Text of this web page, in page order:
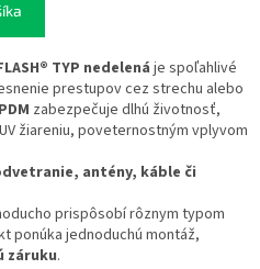
TYP nedelená je spoľahlivé
prestupov cez strechu alebo
zabezpečuje dlhú životnosť,
žiareniu, poveternostným vplyvom
antény, káble či
prispôsobí rôznym typom
ponúka jednoduchú montáž,
záruku.